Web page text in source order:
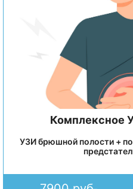
Комплексное
УЗИ брюшной полости +